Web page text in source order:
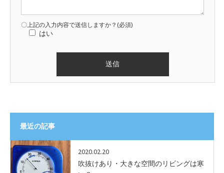
〇上記の入力内容で送信しますか？(必須)
はい
最近の記事
2020.02.20
吹抜けあり・大きな空間のリビングは寒